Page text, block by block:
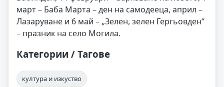
март – Баба Марта – ден на самодееца, април –
Лазаруване и 6 май – „Зелен, зелен Гергьовден“
– празник на село Могила.
Категории / Тагове
култура и изкуство